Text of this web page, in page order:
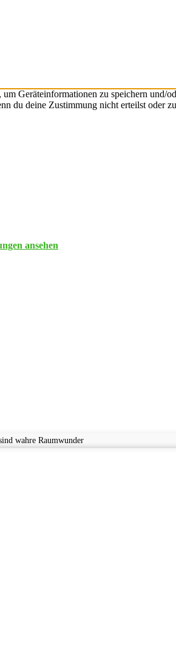
Geräteinformationen zu speichern und/
du deine Zustimmung nicht erteilst oder
ansehen
wahre Raumwunder